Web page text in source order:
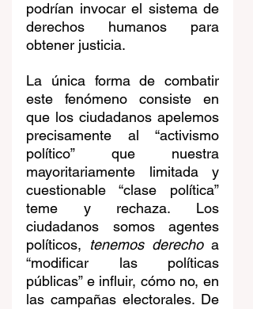
podrían invocar el sistema de
derechos humanos para
obtener justicia.
La única forma de combatir
este fenómeno consiste en
que los ciudadanos apelemos
precisamente al “activismo
político” que nuestra
mayoritariamente limitada y
cuestionable “clase política”
teme y rechaza. Los
ciudadanos somos agentes
políticos, tenemos derecho a
“modificar las políticas
públicas” e influir, cómo no, en
las campañas electorales. De